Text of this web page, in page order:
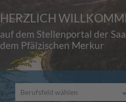
HERZLICH
auf dem Stellenportal der
dem Pfälzischen Merkur